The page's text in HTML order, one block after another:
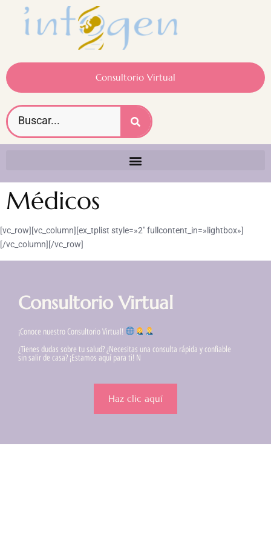
Consultorio Virtual
Médicos
[vc_row][vc_column][ex_tplist style=»2″ fullcontent_in=»lightbox»]
[/vc_column][/vc_row]
Consultorio Virtual
¡Conoce nuestro Consultorio Virtual!
¿Tienes dudas sobre tu salud? ¿Necesitas una consulta rápida y confiable
sin salir de casa? ¡Estamos aquí para ti! N
Haz clic aquí